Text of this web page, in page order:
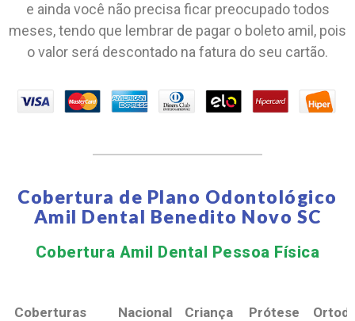
e ainda você não precisa ficar preocupado todos
meses, tendo que lembrar de pagar o boleto amil, pois
o valor será descontado na fatura do seu cartão.
Cobertura de Plano Odontológico
Amil Dental Benedito Novo SC
Cobertura Amil Dental Pessoa Física​
Coberturas
Nacional Criança Prótese